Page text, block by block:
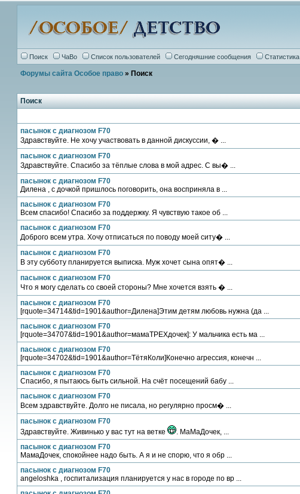
Поиск ЧаВо Список пользователей Сегодняшние сообщения Статистика
Форумы сайта Особое право » Поиск
Поиск
пасынок с диагнозом F70
Здравствуйте. Не хочу участвовать в данной дискуссии, � ...
пасынок с диагнозом F70
Здравствуйте. Спасибо за тёплые слова в мой адрес. С вы� ...
пасынок с диагнозом F70
Дилена , с дочкой пришлось поговорить, она восприняла в ...
пасынок с диагнозом F70
Всем спасибо! Спасибо за поддержку. Я чувствую такое об ...
пасынок с диагнозом F70
Доброго всем утра. Хочу отписаться по поводу моей ситу� ...
пасынок с диагнозом F70
В эту субботу планируется выписка. Муж хочет сына опят� ...
пасынок с диагнозом F70
Что я могу сделать со своей стороны? Мне хочется взять � ...
пасынок с диагнозом F70
[rquote=34714&tid=1901&author=Дилена]Этим детям любовь нужна (да ...
пасынок с диагнозом F70
[rquote=34707&tid=1901&author=мамаТРЕХдочек]: У мальчика есть ма ...
пасынок с диагнозом F70
[rquote=34702&tid=1901&author=ТётяКоли]Конечно агрессия, конечн ...
пасынок с диагнозом F70
Спасибо, я пытаюсь быть сильной. На счёт посещений бабу ...
пасынок с диагнозом F70
Всем здравствуйте. Долго не писала, но регулярно просм� ...
пасынок с диагнозом F70
Здравствуйте. Живинько у вас тут на ветке
. МаМаДочек, ...
пасынок с диагнозом F70
МамаДочек, спокойнее надо быть. А я и не спорю, что я обр ...
пасынок с диагнозом F70
angeloshka , госпитализация планируется у нас в городе по вр ...